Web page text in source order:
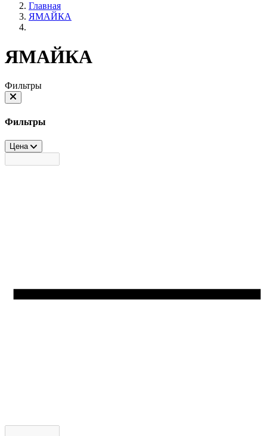
Главная
ЯМАЙКА
ЯМАЙКА
Фильтры
Фильтры
Цена